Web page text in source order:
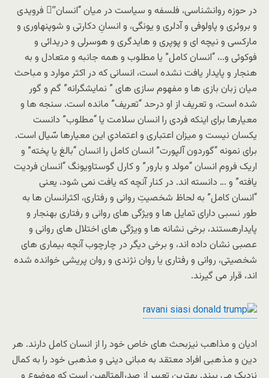
در حوزه روانشناسی، فلسفه و سیاست در میان “انسان”ِ فرویدی
و بروئری و پاولوفی و آدلری و یونگی، و انسانِ دکارتی و شوپنهاوری و
مارکسی و نیچه ای و پوپری و هایدگری و هوسرلی و دریدائی و
فوکوئی و..، “انسان کامل” یا مطلوب و همه جانبه و متعادل و به
هنجار و پایدار یافت نشده است، انسانی که در اکثر موارد و مباحث
میان زبان بازی ها و مفهوم سازی های ” نمایشگرانه” گم و گور
شده است، و تعریف از او درحد “تعریف” مانده است. سنجه ها و
معیارها برای اینکه فردی را انسان سلامت یا “مطلوب” دانست
یکسان نیست و میزان اعتباری و اعتمادیِ این معیارها سّیال است.
برای نمونه “گوردون آلپورت” انسان کامل را انسان “بالغ یا پخته” و
اریک فروم انسان “مولد و بارور” و کارل گوستاویونگ “انسان فردیت
یافته” و … دانسته اند. در کنار آنچه که یافت نمی شود، یعنی
“انسان کامل” به لحاظ شخصیتِ روانی و رفتاری، اکثرانسان ها به
طور نسبی دارای تمایل ها و ویژگی های روانی و رفتاری بهنجار و
پایدارهستند، برخی نشانه ها و ویژگی های اختلال های روانی و
عصبی نشان داده اند، و برخی دیگر در چارچوب آنچه بیماری های
شخصیتی، روانی و رفتاری یا روان نژندی و روان پریشی خوانده شده
اند، قرار می گیرند.
ادیان و مذاهب نیزبحث های خاص خود را از انسان کامل دارند. هر
دین و مذهبی افراد معتقد به مبانی دینی و مذهبی خود را به کمال